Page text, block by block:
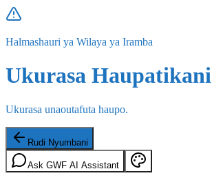
Halmashauri ya Wilaya ya Iramba
Ukurasa Haupatikani
Ukurasa unaoutafuta haupo.
Rudi Nyumbani
Ask GWF AI Assistant